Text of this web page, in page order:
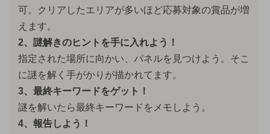
可。クリアしたエリアが多いほど応募対象の賞品が増
えます。
2、謎解きのヒントを手に入れよう！
指定された場所に向かい、パネルを見つけよう。そこ
に謎を解く手がかりが描かれてます。
3、最終キーワードをゲット！
謎を解いたら最終キーワードをメモしよう。
4、報告しよう！